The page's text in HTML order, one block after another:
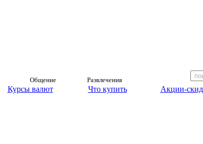
Общение Развлечения
Курсы валют Что купить Акции-